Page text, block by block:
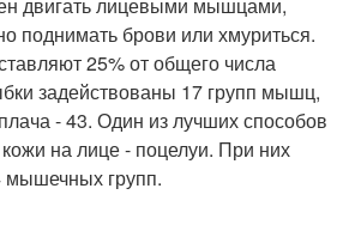
поднимать брови или хмуриться.
25% от общего числа
задействованы 17 групп мышц,
- 43. Один из лучших способов
на лице - поцелуи. При них
мышечных групп.